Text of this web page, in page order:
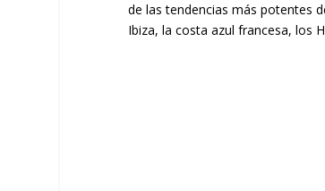
de las tendencias más potentes
Ibiza, la costa azul francesa, los